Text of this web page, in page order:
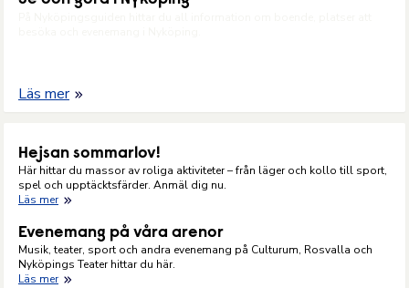
Läs mer
Hejsan sommarlov!
Här hittar du massor av roliga aktiviteter – från läger och kollo till sport,
spel och upptäcktsfärder. Anmäl dig nu.
Läs mer
Evenemang på våra arenor
Musik, teater, sport och andra evenemang på Culturum, Rosvalla och
Nyköpings Teater hittar du här.
Läs mer